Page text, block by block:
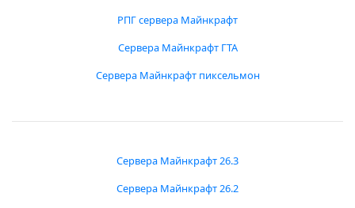
РПГ сервера Майнкрафт
Сервера Майнкрафт ГТА
Сервера Майнкрафт пиксельмон
Сервера Майнкрафт 26.3
Сервера Майнкрафт 26.2